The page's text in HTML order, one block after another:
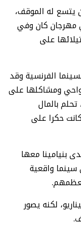
يتسع له الموقف،
مهرجان كان وفي
على
الفرنسية وقد
ومشاكلها على
بالمال
حكرا على
بنيامينا معها
واقعية
لكنه يصور